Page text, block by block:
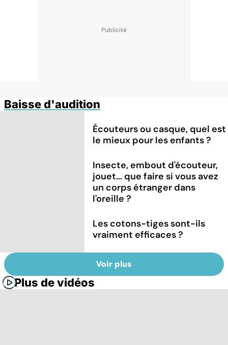
Baisse d'audition
Écouteurs ou casque, quel est
le mieux pour les enfants ?
Insecte, embout d'écouteur,
jouet... que faire si vous avez
un corps étranger dans
l'oreille ?
Les cotons-tiges sont-ils
vraiment efficaces ?
Voir plus
Plus de vidéos